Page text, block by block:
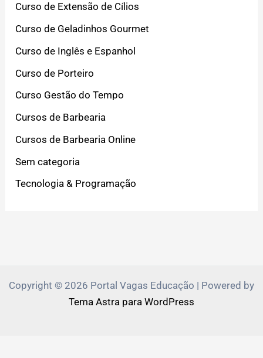
Curso de Extensão de Cílios
Curso de Geladinhos Gourmet
Curso de Inglês e Espanhol
Curso de Porteiro
Curso Gestão do Tempo
Cursos de Barbearia
Cursos de Barbearia Online
Sem categoria
Tecnologia & Programação
Copyright © 2026 Portal Vagas Educação | Powered by
Tema Astra para WordPress